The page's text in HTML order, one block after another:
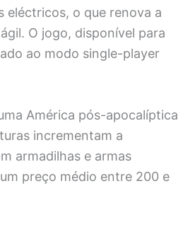
eléctricos, o que renova a
O jogo, disponível para
ao modo single-player
América pós-apocalíptica
incrementam a
armadilhas e armas
preço médio entre 200 e